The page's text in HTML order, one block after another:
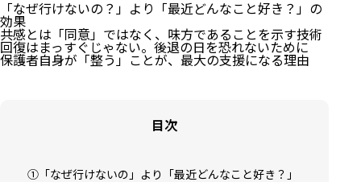
「なぜ行けないの？」より「最近どんなこと好き？」の
効果
共感とは「同意」ではなく、味方であることを示す技術
回復はまっすぐじゃない。後退の日を恐れないために
保護者自身が「整う」ことが、最大の支援になる理由
目次
①「なぜ行けないの」より「最近どんなこと好き？」